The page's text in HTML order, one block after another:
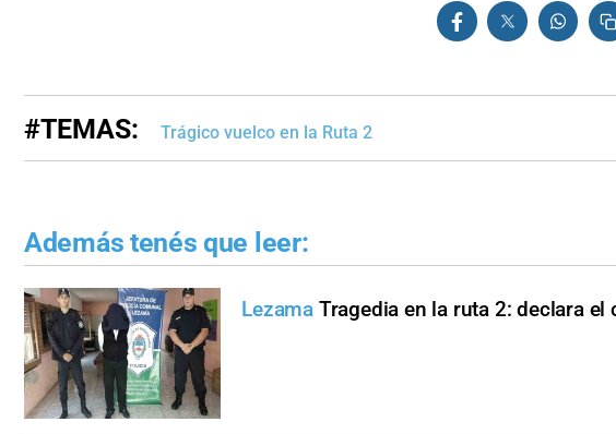
#TEMAS: Trágico vuelco en la Ruta 2
Además tenés que leer:
Lezama Tragedia en la ruta 2: declara